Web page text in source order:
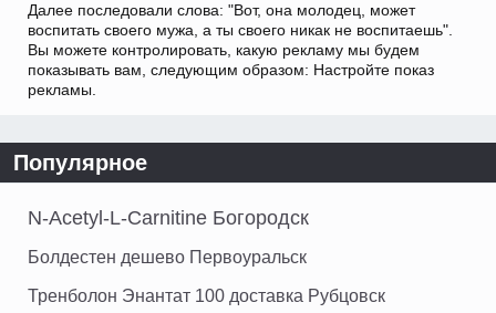
Далее последовали слова: "Вот, она молодец, может
воспитать своего мужа, а ты своего никак не воспитаешь".
Вы можете контролировать, какую рекламу мы будем
показывать вам, следующим образом: Настройте показ
рекламы.
Популярное
N-Acetyl-L-Carnitine Богородск
Болдестен дешево Первоуральск
Тренболон Энантат 100 доставка Рубцовск